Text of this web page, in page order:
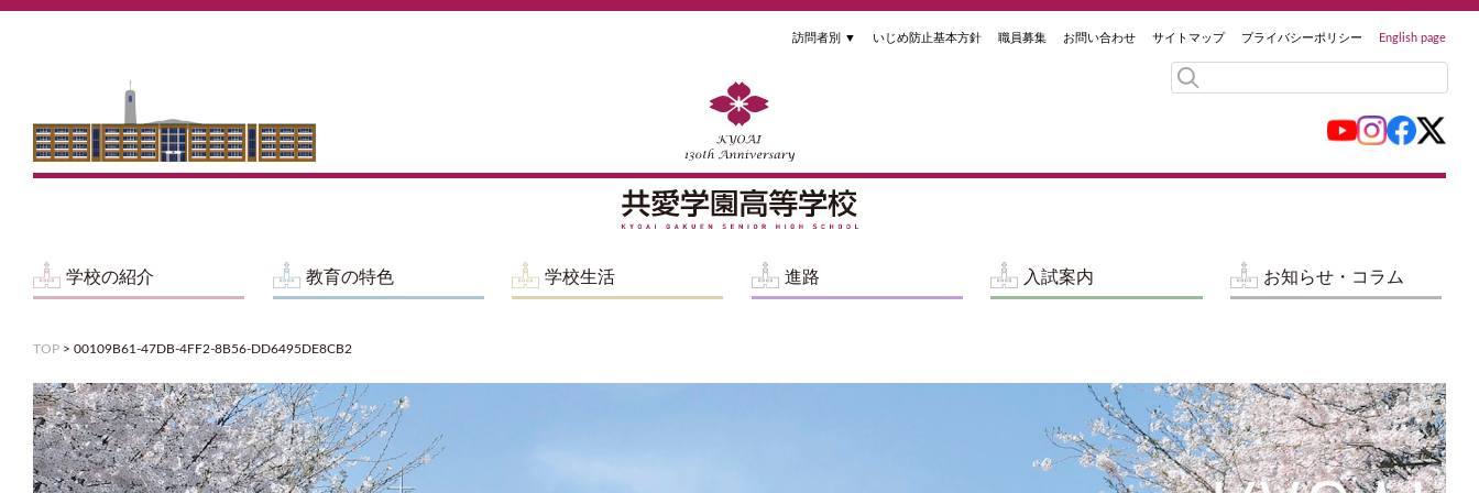
訪問者別 ▼ いじめ防止基本方針 職員募集 お問い合わせ サイトマップ プライバシーポリシー English page
学校の紹介 教育の特色 学校生活 進路 入試案内 お知らせ・コラム
TOP > 00109B61-47DB-4FF2-8B56-DD6495DE8CB2